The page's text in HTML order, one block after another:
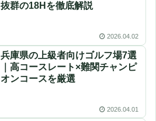
抜群の18Hを徹底解説
2026.04.02
兵庫県の上級者向けゴルフ場7選
｜高コースレート×難関チャンピ
オンコースを厳選
2026.04.01